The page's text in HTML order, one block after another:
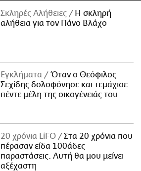
Σκληρές Αλήθειες
H σκληρή
αλήθεια για τον Πάνο Βλάχο
Εγκλήματα
Όταν ο Θεόφιλος
Σεχίδης δολοφόνησε και τεμάχισε
πέντε μέλη της οικογένειάς του
20 χρόνια LiFO
Στα 20 χρόνια που
πέρασαν είδα 100άδες
παραστάσεις. Αυτή θα μου μείνει
αξέχαστη